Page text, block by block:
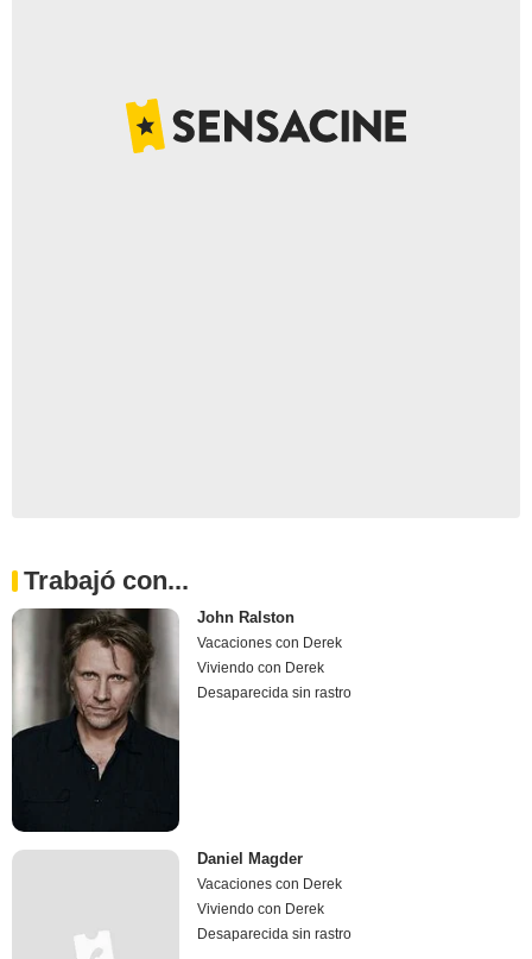
Trabajó con...
John Ralston
Vacaciones con Derek
Viviendo con Derek
Desaparecida sin rastro
Daniel Magder
Vacaciones con Derek
Viviendo con Derek
Desaparecida sin rastro